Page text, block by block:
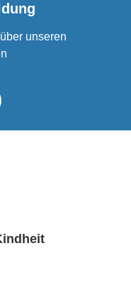
unseren